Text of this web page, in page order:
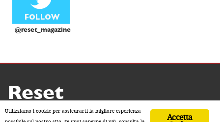
@reset_magazine
Reset
Accetta
Utilizziamo i cookie per assicurarti la migliore esperienza